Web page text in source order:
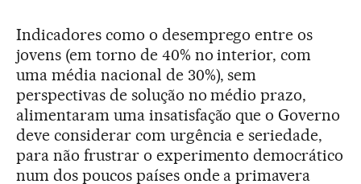
Indicadores como o desemprego entre os
jovens (em torno de 40% no interior, com
uma média nacional de 30%), sem
perspectivas de solução no médio prazo,
alimentaram uma insatisfação que o Governo
deve considerar com urgência e seriedade,
para não frustrar o experimento democrático
num dos poucos países onde a primavera